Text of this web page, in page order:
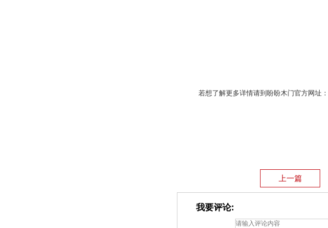
若想了解更多详情请到盼盼木门官方网址：
上一篇
我要评论: